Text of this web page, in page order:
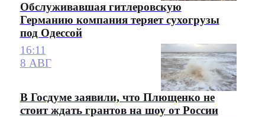
Обслуживавшая гитлеровскую
Германию компания теряет сухогрузы
под Одессой
16:11
8 АВГ
В Госдуме заявили, что Плющенко не
стоит ждать грантов на шоу от России